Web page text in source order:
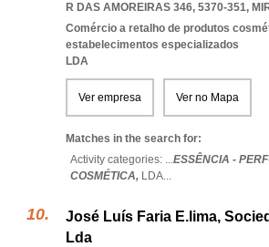
R DAS AMOREIRAS 346, 5370-351,
Comércio a retalho de produtos
estabelecimentos especializados
LDA
Ver empresa Ver no Mapa
Matches in the search for:
Activity categories: ...ESSÊNCIA -
COSMÉTICA, LDA...
José Luís Faria E.lima,
Lda